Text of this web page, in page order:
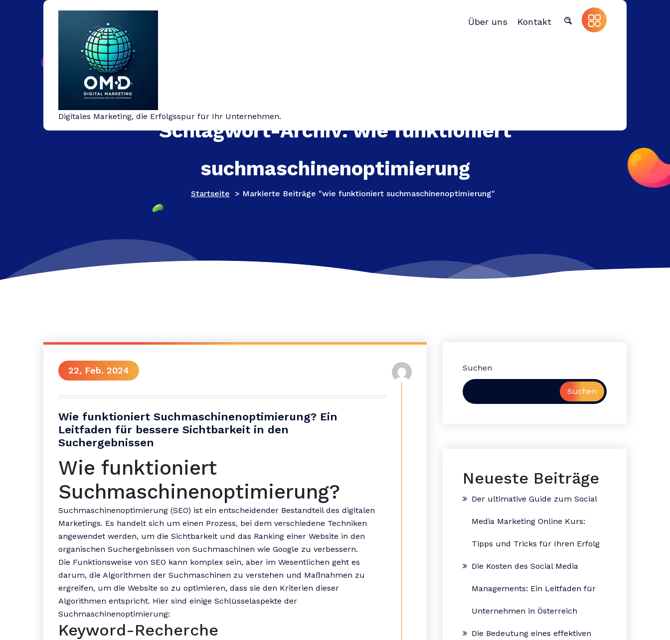
Digitales Marketing, die Erfolgsspur für Ihr Unternehmen.
Über uns Kontakt
Schlagwort-Archiv: wie funktioniert
suchmaschinenoptimierung
Startseite > Markierte Beiträge "wie funktioniert suchmaschinenoptimierung"
22, Feb. 2024
Wie funktioniert Suchmaschinenoptimierung? Ein
Leitfaden für bessere Sichtbarkeit in den
Suchergebnissen
Wie funktioniert
Suchmaschinenoptimierung?
Suchmaschinenoptimierung (SEO) ist ein entscheidender Bestandteil des digitalen
Marketings. Es handelt sich um einen Prozess, bei dem verschiedene Techniken
angewendet werden, um die Sichtbarkeit und das Ranking einer Website in den
organischen Suchergebnissen von Suchmaschinen wie Google zu verbessern.
Die Funktionsweise von SEO kann komplex sein, aber im Wesentlichen geht es
darum, die Algorithmen der Suchmaschinen zu verstehen und Maßnahmen zu
ergreifen, um die Website so zu optimieren, dass sie den Kriterien dieser
Algorithmen entspricht. Hier sind einige Schlüsselaspekte der
Suchmaschinenoptimierung:
Keyword-Recherche
Suchen
Suchen
Neueste Beiträge
Der ultimative Guide zum Social
Media Marketing Online Kurs:
Tipps und Tricks für Ihren Erfolg
Die Kosten des Social Media
Managements: Ein Leitfaden für
Unternehmen in Österreich
Die Bedeutung eines effektiven